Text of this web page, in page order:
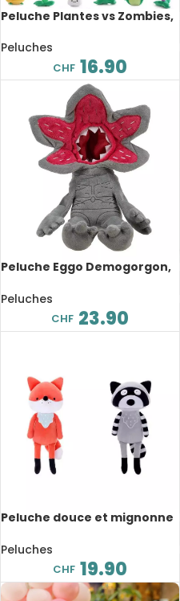
Peluche Plantes vs Zombies,
Peluches
CHF 16.90
Peluche Eggo Demogorgon,
Peluches
CHF 23.90
Peluche douce et mignonne
Peluches
CHF 19.90